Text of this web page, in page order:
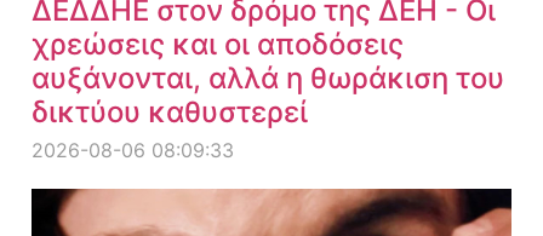
ΔΕΔΔΗΕ στον δρόμο της ΔΕΗ - Οι
χρεώσεις και οι αποδόσεις
αυξάνονται, αλλά η θωράκιση του
δικτύου καθυστερεί
2026-08-06 08:09:33